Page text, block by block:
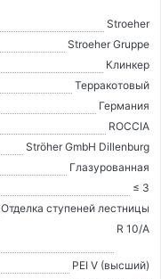
Stroeher
Stroeher Gruppe
Клинкер
Терракотовый
Германия
ROCCIA
Ströher GmbH Dillenburg
Глазурованная
≤ 3
Отделка ступеней лестницы
R 10/A
PEI V (высший)